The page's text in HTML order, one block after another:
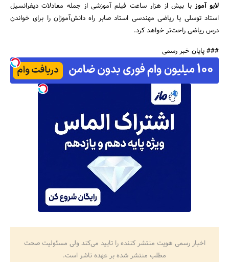
لایو آموز با بیش از هزار ساعت فیلم آموزشی از جمله معادلات دیفرانسیل
استاد توسلی یا ریاضی مهندسی استاد صابر راه دانش‌آموزان را برای خواندن
درس ریاضی راحت‌تر خواهد کرد.
### پایان خبر رسمی
اخبار رسمی هویت منتشر کننده را تایید می‌کند ولی مسئولیت صحت
مطلب منتشر شده بر عهده ناشر است.